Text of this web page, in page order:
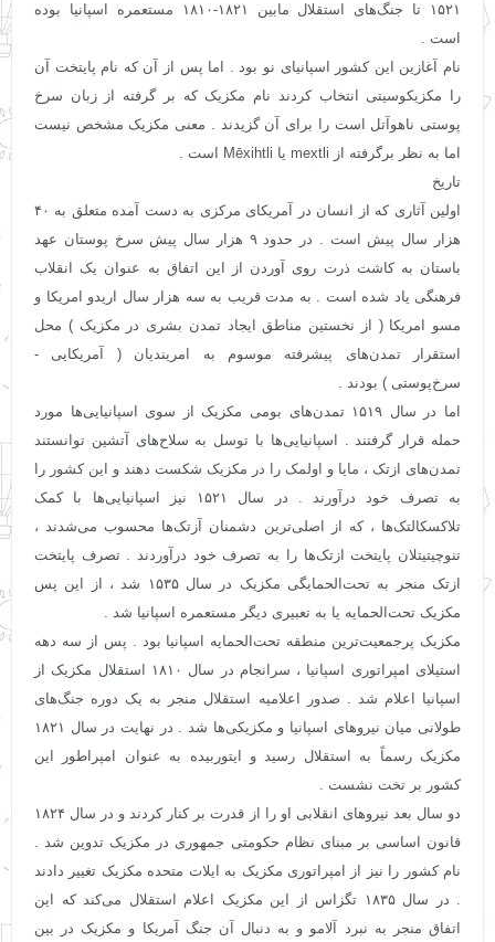
۱۵۲۱ تا جنگ‌های استقلال مابین ۱۸۲۱-۱۸۱۰ مستعمره اسپانیا بوده
‌است .
نام آغازین این کشور اسپانیای نو بود . اما پس از آن ‌که نام پایتخت آن
را مکزیکوسیتی انتخاب کردند نام مکزیک که بر گرفته از زبان سرخ
‌پوستی ناهوآتل است را برای آن گزیدند . معنی مکزیک مشخص نیست
اما به نظر برگرفته از mextli یا Mēxihtli است .
تاریخ
اولین آثاری که از انسان در آمریکای مرکزی به دست آمده متعلق به ۴۰
هزار سال پیش است . در حدود ۹ هزار سال پیش سرخ ‌پوستان عهد
باستان به کاشت ذرت روی آوردن از این اتفاق به عنوان یک انقلاب
فرهنگی یاد شده ‌است . به مدت قریب به سه هزار سال اریدو امریکا و
مسو امریکا ( از نخستین مناطق ایجاد تمدن بشری در مکزیک ) محل
استقرار تمدن‌های پیشرفته موسوم به امریندیان ( آمریکایی -
سرخ‌پوستی ) بودند .
اما در سال ۱۵۱۹ تمدن‌های بومی مکزیک از سوی اسپانیایی‌ها مورد
حمله قرار گرفتند . اسپانیایی‌ها با توسل به سلاح‌های آتشین توانستند
تمدن‌های ازتک ، مایا و اولمک را در مکزیک شکست دهند و این کشور را
به تصرف خود درآورند . در سال ۱۵۲۱ نیز اسپانیایی‌ها با کمک
تلاکسکالتک‌ها ، که از اصلی‌ترین دشمنان آزتک‌ها محسوب می‌شدند ،
تنوچیتیتلان پایتخت ازتک‌ها را به تصرف خود درآوردند . تصرف پایتخت
ازتک منجر به تحت‌الحمایگی مکزیک در سال ۱۵۳۵ شد ، از این پس
مکزیک تحت‌الحمایه یا به تعبیری دیگر مستعمره اسپانیا شد .
مکزیک پرجمعیت‌ترین منطقه تحت‌الحمایه اسپانیا بود . پس از سه دهه
استیلای امپراتوری اسپانیا ، سرانجام در سال ۱۸۱۰ استقلال مکزیک از
اسپانیا اعلام شد . صدور اعلامیه استقلال منجر به یک دوره جنگ‌های
طولانی میان نیروهای اسپانیا و مکزیکی‌ها شد . در نهایت در سال ۱۸۲۱
مکزیک رسماً به استقلال رسید و ایتوربیده به عنوان امپراطور این
کشور بر تخت نشست .
دو سال بعد نیروهای انقلابی او را از قدرت بر کنار کردند و در سال ۱۸۲۴
قانون اساسی بر مبنای نظام حکومتی جمهوری در مکزیک تدوین شد .
نام کشور را نیز از امپراتوری مکزیک به ایلات متحده مکزیک تغییر دادند
. در سال ۱۸۳۵ تگزاس از این مکزیک اعلام استقلال می‌کند که این
اتفاق منجر به نبرد آلامو و به دنبال آن جنگ آمریکا و مکزیک در بین